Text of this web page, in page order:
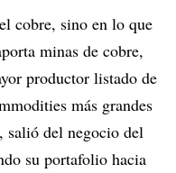
cobre, sino en lo que
minas de cobre,
productor listado de
más grandes
del negocio del
su portafolio hacia